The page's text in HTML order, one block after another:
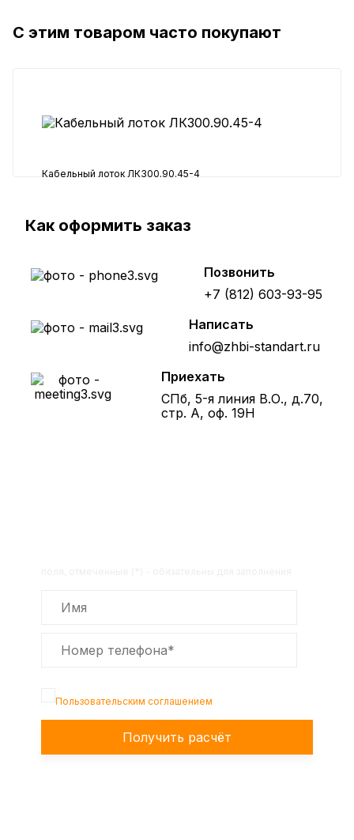
11080 ₽
С этим товаром часто покупают
Кабельный лоток ЛК300.90.45-4
Как оформить заказ
Позвонить
+7 (812) 603-93-95
Написать
info@zhbi-standart.ru
Приехать
СПб, 5-я линия В.О., д.70,
стр. А, оф. 19Н
Пользовательским соглашением
Получить расчёт